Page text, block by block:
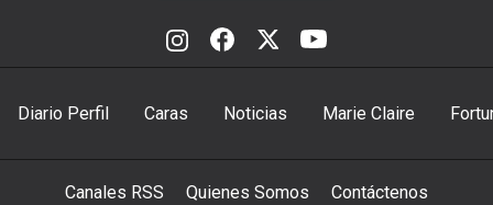
Diario Perfil Caras Noticias Marie Claire
Canales RSS Quienes Somos Contáctenos